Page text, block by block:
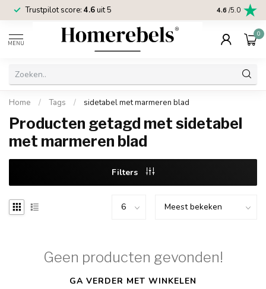
Trustpilot score: 4.6uit 5 2 jaar
4.6 /5.0
MENU
0
Home / Tags / sidetabel met marmeren blad
Producten getagd met sidetabel
met marmeren blad
Filters
Geen producten gevonden!
GA VERDER MET WINKELEN